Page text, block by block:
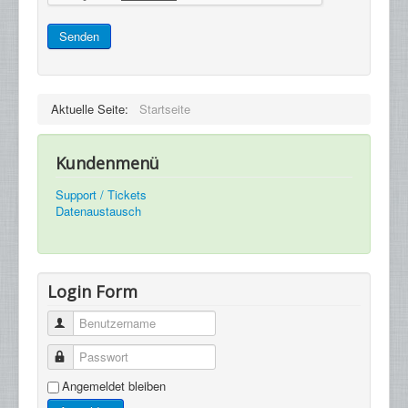
Senden
Aktuelle Seite: Startseite
Kundenmenü
Support / Tickets
Datenaustausch
Login Form
Benutzername
Passwort
Angemeldet bleiben